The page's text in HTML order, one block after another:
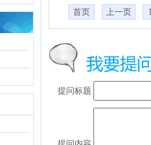
首页 上一页 1
提问标题